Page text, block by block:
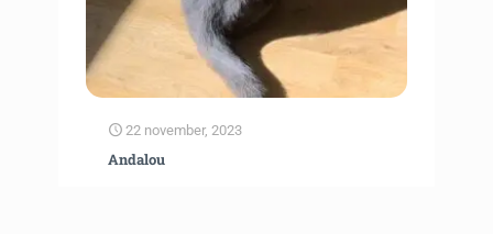
22 november, 2023
Andalou